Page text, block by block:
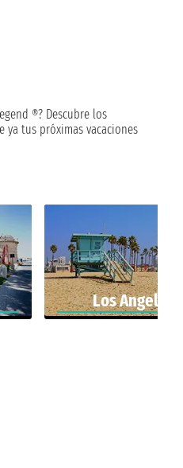
®? Descubre los
ya tus próximas vacaciones
Los Angeles